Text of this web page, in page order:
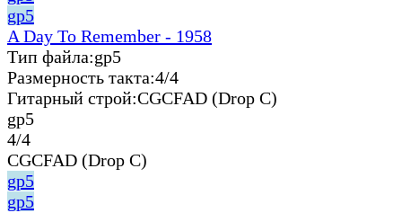
gp5
A Day To Remember - 1958
Тип файла:gp5
Размерность такта:4/4
Гитарный строй:CGCFAD (Drop C)
gp5
4/4
CGCFAD (Drop C)
gp5
gp5